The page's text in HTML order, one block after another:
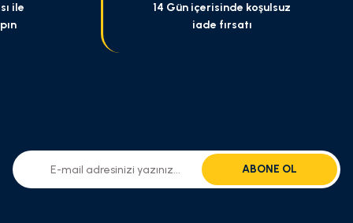
ile
14 Gün içerisinde koşulsuz
iade fırsatı
ABONE OL